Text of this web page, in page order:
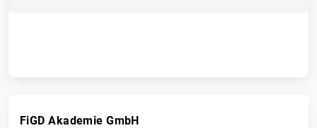
FiGD Akademie GmbH